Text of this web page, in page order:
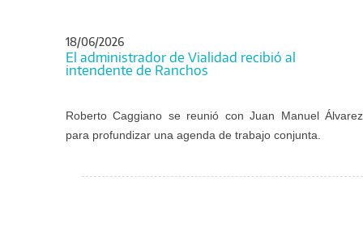
18/06/2026
El administrador de Vialidad recibió al
intendente de Ranchos
Roberto Caggiano se reunió con Juan Manuel Álvarez
para profundizar una agenda de trabajo conjunta.